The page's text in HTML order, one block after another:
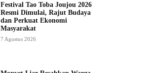
Festival Tao Toba Joujou 2026
Resmi Dimulai, Rajut Budaya
dan Perkuat Ekonomi
Masyarakat
7 Agustus 2026